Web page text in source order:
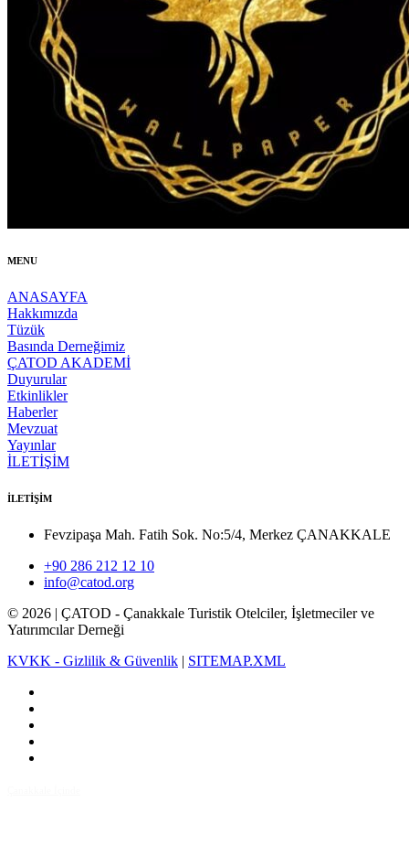
MENU
ANASAYFA
Hakkımızda
Tüzük
Basında Derneğimiz
ÇATOD AKADEMİ
Duyurular
Etkinlikler
Haberler
Mevzuat
Yayınlar
İLETİŞİM
İLETİŞİM
Fevzipaşa Mah. Fatih Sok. No:5/4, Merkez ÇANAKKALE
+90 286 212 12 10
info@catod.org
© 2026 | ÇATOD - Çanakkale Turistik Otelciler, İşletmeciler ve
Yatırımcılar Derneği
KVKK - Gizlilik & Güvenlik | SITEMAP.XML